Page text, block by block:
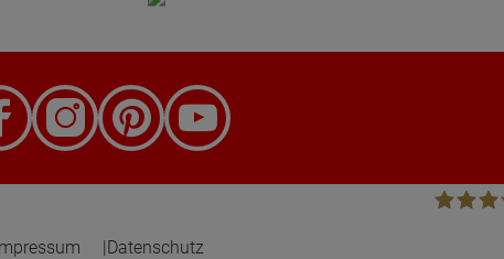
Impressum Datenschutz